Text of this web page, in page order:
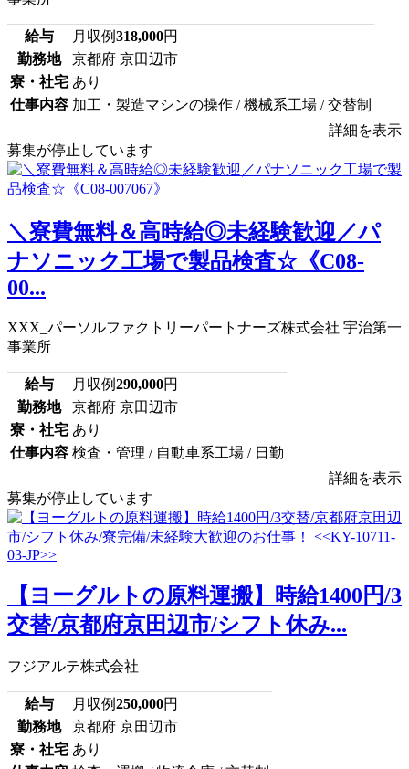
給与 月収例318,000円
勤務地
京都府 京田辺市
寮・社宅 あり
仕事内容 加工・製造マシンの操作 / 機械系工場 / 交替制
詳細を表示
募集が停止しています
＼寮費無料＆高時給◎未経験歓迎／パ
ナソニック工場で製品検査☆《C08-
00...
XXX_パーソルファクトリーパートナーズ株式会社 宇治第一
事業所
給与 月収例290,000円
勤務地
京都府 京田辺市
寮・社宅 あり
仕事内容 検査・管理 / 自動車系工場 / 日勤
詳細を表示
募集が停止しています
【ヨーグルトの原料運搬】時給1400円/3
交替/京都府京田辺市/シフト休み...
フジアルテ株式会社
給与 月収例250,000円
勤務地
京都府 京田辺市
寮・社宅 あり